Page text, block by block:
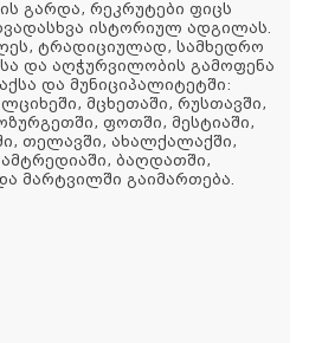
გარდა, რეკრუტები ფიცს
ისტორიულ ადგილას.
ტრადიციულად, სამხედრო
და აღჭურვილობის გამოფენა
და მუნიციპალიტეტში:
მცხეთაში, რუსთავში,
ფოთში, მესტიაში,
თელავში, ახალქალაქში,
ბაღდათში,
მარტვილში გაიმართება.